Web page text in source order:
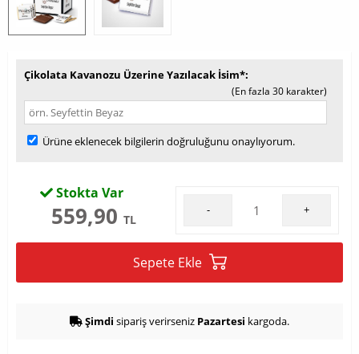
Çikolata Kavanozu Üzerine Yazılacak İsim*
(En fazla 30 karakter)
Ürüne eklenecek bilgilerin doğruluğunu onaylıyorum.
Stokta Var
559,90 TL
- +
Sepete Ekle
Şimdi sipariş verirseniz Pazartesi kargoda.